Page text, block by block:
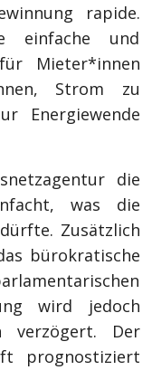
rapide.
einfache und
Mieter*innen
Strom zu
Energiewende
die
was die
Zusätzlich
bürokratische
wird jedoch
verzögert. Der
prognostiziert